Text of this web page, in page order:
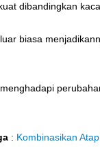
dibandingkan kaca
biasa
: Kombinasikan